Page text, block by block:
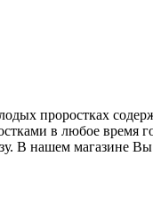
проростках
в любое время
В нашем магазине